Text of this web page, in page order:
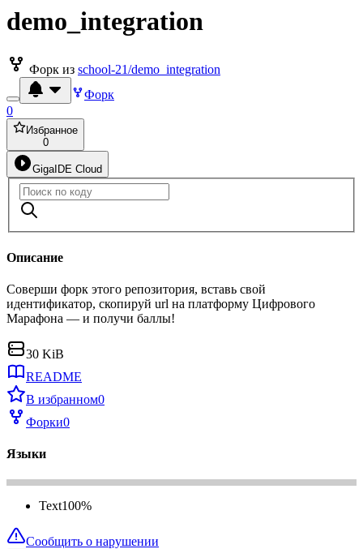
demo_integration
Форк из school-21/demo_integration
Форк
0
Избранное
0
GigaIDE Cloud
Описание
Соверши форк этого репозитория, вставь свой
идентификатор, скопируй url на платформу Цифрового
Марафона — и получи баллы!
30 KiB
README
В избранном0
Форки0
Языки
Text100%
Сообщить о нарушении